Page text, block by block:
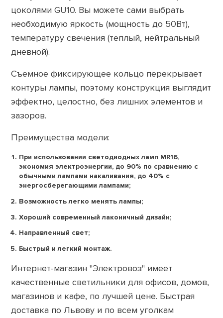
цоколями GU10. Вы можете сами выбрать
необходимую яркость (мощность до 50Вт),
температуру свечения (теплый, нейтральный
дневной).
Съемное фиксирующее кольцо перекрывает
контуры лампы, поэтому конструкция выглядит
эффектно, целостно, без лишних элементов и
зазоров.
Преимущества модели:
При использовании светодиодных ламп MR16,
экономия электроэнергии, до 90% по сравнению с
обычными лампами накаливания, до 40% с
энергосберегающими лампами;
Возможность легко менять лампы;
Хороший современный лаконичный дизайн;
Направленный свет;
Быстрый и легкий монтаж.
Интернет-магазин "Электровоз" имеет
качественные светильники для офисов, домов,
магазинов и кафе, по лучшей цене. Быстрая
доставка по Львову и по всем уголкам